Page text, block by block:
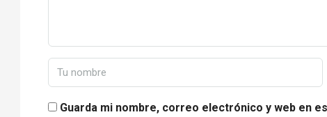
Guarda mi nombre, correo electrónico y web en